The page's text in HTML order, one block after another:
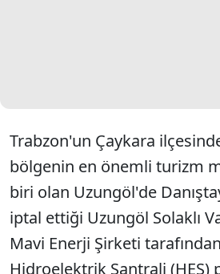
Trabzon'un Çaykara
bölgenin en önemli turizm
biri olan Uzungöl'de
iptal ettiği Uzungöl Solaklı
Mavi Enerji Şirketi
Hidroelektrik Santrali (HES)